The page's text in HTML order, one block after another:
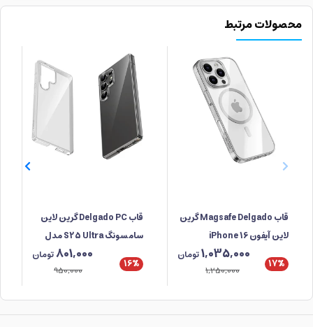
محصولات مرتبط
قاب Magsafe Delgado گرین
لاین آیفون iPhone 16
17%
1,035,000تومان
1,250,000
قاب Delgado PC گرین لاین
سامسونگ S25 Ultra مدل
GNDPCS25UCL
16%
801,000تومان
950,000